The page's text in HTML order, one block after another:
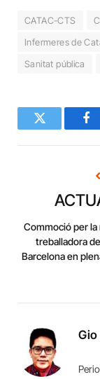
CATAC-CTS
Infermeres de
Sanitat pública
Twitter
Commoció per la
treballadora
Barcelona en
Gio